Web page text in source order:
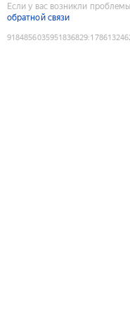
Если у вас возникли
обратной связи
9184856035951836829: